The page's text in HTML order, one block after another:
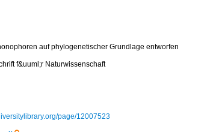
auf phylogenetischer Grundlage entworfen
f&uuml;r Naturwissenschaft
page/12007523